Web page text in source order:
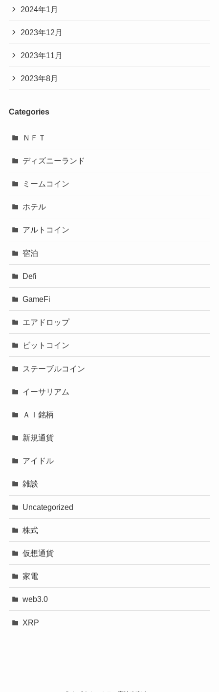
2024年1月
2023年12月
2023年11月
2023年8月
Categories
ＮＦＴ
ディズニーランド
ミームコイン
ホテル
アルトコイン
宿泊
Defi
GameFi
エアドロップ
ビットコイン
ステーブルコイン
イーサリアム
ＡＩ銘柄
新規通貨
アイドル
雑談
Uncategorized
株式
仮想通貨
家電
web3.0
XRP